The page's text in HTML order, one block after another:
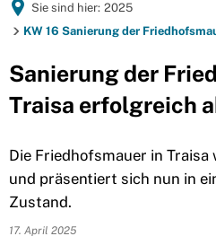
Sie sind hier: 2025
KW 16 Sanierung der
Sanierung der
Traisa erfolgreich
Die Friedhofsmauer in
und präsentiert sich nun in
Zustand.
17. April 2025